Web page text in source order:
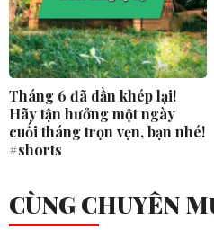
Tháng 6 đã dần khép lại!
Hãy tận hưởng một ngày
cuối tháng trọn vẹn, bạn nhé!
#shorts
CÙNG CHUYÊN